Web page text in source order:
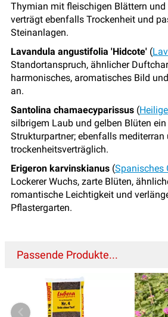
Thymian mit fleischigen Blättern und
verträgt ebenfalls Trockenheit und
Steinanlagen.
Lavandula angustifolia 'Hidcote' (
Standortanspruch, ähnlicher
harmonisches, aromatisches Bild
an.
Santolina chamaecyparissus (
silbrigem Laub und gelben Blüten
Strukturpartner; ebenfalls mediterran
trockenheitsverträglich.
Erigeron karvinskianus (Spanisches
Lockerer Wuchs, zarte Blüten,
romantische Leichtigkeit und
Pflastergarten.
Passende Produkte...